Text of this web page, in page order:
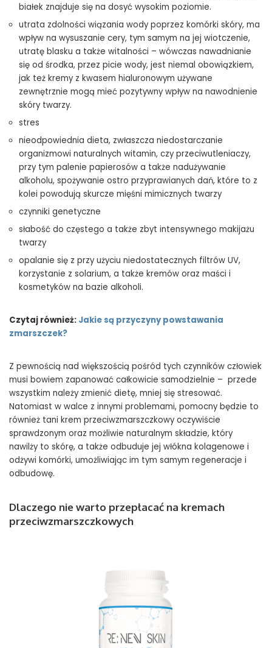
białek znajduje się na dosyć wysokim poziomie.
utrata zdolności wiązania wody poprzez komórki skóry, ma
wpływ na wysuszanie cery, tym samym na jej wiotczenie,
utratę blasku a także witalności – wówczas nawadnianie
się od środka, przez picie wody, jest niemal obowiązkiem,
jak też kremy z kwasem hialuronowym używane
zewnętrznie mogą mieć pozytywny wpływ na nawodnienie
skóry twarzy.
stres
nieodpowiednia dieta, zwłaszcza niedostarczanie
organizmowi naturalnych witamin, czy przeciwutleniaczy,
przy tym palenie papierosów a także nadużywanie
alkoholu, spożywanie ostro przyprawianych dań, które to z
kolei powodują skurcze mięśni mimicznych twarzy
czynniki genetyczne
słabość do częstego a także zbyt intensywnego makijażu
twarzy
opalanie się z przy użyciu niedostatecznych filtrów UV,
korzystanie z solarium, a także kremów oraz maści i
kosmetyków na bazie alkoholi.
Czytaj również: Jakie są przyczyny powstawania
zmarszczek?
Z pewnością nad większością pośród tych czynników człowiek
musi bowiem zapanować całkowicie samodzielnie – przede
wszystkim należy zmienić dietę, mniej się stresować.
Natomiast w walce z innymi problemami, pomocny będzie to
również tani krem przeciwzmarszczkowy oczywiście
sprawdzonym oraz możliwie naturalnym składzie, który
nawilży to skórę, a także odbuduje jej włókna kolagenowe i
odżywi komórki, umożliwiając im tym samym regeneracje i
odbudowę.
Dlaczego nie warto przepłacać na kremach
przeciwzmarszczkowych